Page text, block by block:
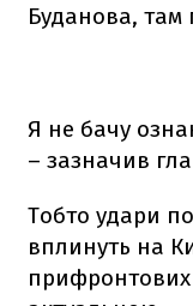
Буданова, там
Я не бачу
– зазначив
Тобто удари
вплинуть на
прифронтових